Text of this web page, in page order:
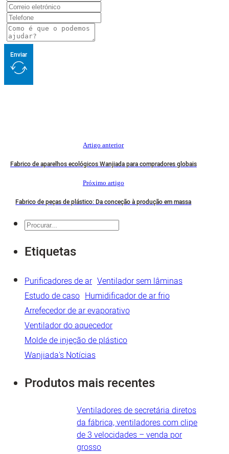
Enviar
Artigo anterior
Fabrico de aparelhos ecológicos Wanjiada para compradores globais
Próximo artigo
Fabrico de peças de plástico: Da conceção à produção em massa
Pesquisar
Etiquetas
Purificadores de ar Ventilador sem lâminas
Estudo de caso Humidificador de ar frio
Arrefecedor de ar evaporativo
Ventilador do aquecedor
Molde de injeção de plástico
Wanjiada's Notícias
Produtos mais recentes
Ventiladores de secretária diretos
da fábrica, ventiladores com clipe
de 3 velocidades – venda por
grosso